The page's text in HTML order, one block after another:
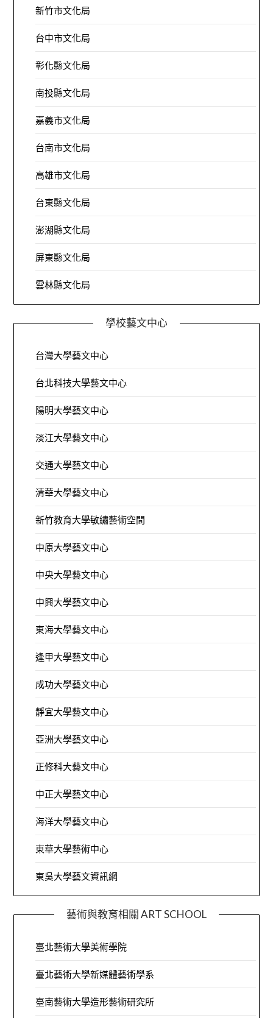
新竹市文化局
台中市文化局
彰化縣文化局
南投縣文化局
嘉義市文化局
台南市文化局
高雄市文化局
台東縣文化局
澎湖縣文化局
屏東縣文化局
雲林縣文化局
學校藝文中心
台灣大學藝文中心
台北科技大學藝文中心
陽明大學藝文中心
淡江大學藝文中心
交通大學藝文中心
清華大學藝文中心
新竹教育大學敏繡藝術空間
中原大學藝文中心
中央大學藝文中心
中興大學藝文中心
東海大學藝文中心
逢甲大學藝文中心
成功大學藝文中心
靜宜大學藝文中心
亞洲大學藝文中心
正修科大藝文中心
中正大學藝文中心
海洋大學藝文中心
東華大學藝術中心
東吳大學藝文資訊網
藝術與教育相關 ART SCHOOL
臺北藝術大學美術學院
臺北藝術大學新媒體藝術學系
臺南藝術大學造形藝術研究所